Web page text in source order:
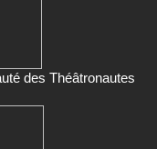
des Théâtronautes